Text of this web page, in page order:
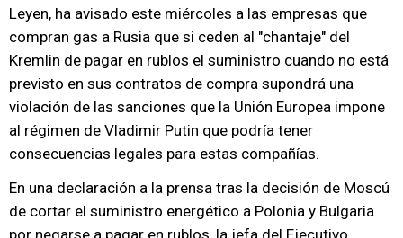
Leyen, ha avisado este miércoles a las empresas que
compran gas a Rusia que si ceden al "chantaje" del
Kremlin de pagar en rublos el suministro cuando no está
previsto en sus contratos de compra supondrá una
violación de las sanciones que la Unión Europea impone
al régimen de Vladimir Putin que podría tener
consecuencias legales para estas compañías.
En una declaración a la prensa tras la decisión de Moscú
de cortar el suministro energético a Polonia y Bulgaria
por negarse a pagar en rublos, la jefa del Ejecutivo